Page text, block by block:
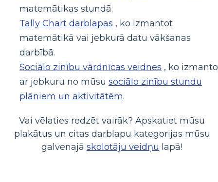
matemātikas stundā.
Tally Chart darblapas , ko izmantot
matemātikā vai jebkurā datu vākšanas
darbībā.
Sociālo zinību vārdnīcas veidnes , ko
ar jebkuru no mūsu sociālo zinību stundu
plāniem un aktivitātēm.
Vai vēlaties redzēt vairāk? Apskatiet mūsu
plakātus un citas darblapu kategorijas mūsu
galvenajā skolotāju veidņu lapā!